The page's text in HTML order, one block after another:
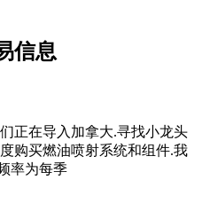
信息
正在导入加拿大.寻找小龙头
购买燃油喷射系统和组件.我
率为每季